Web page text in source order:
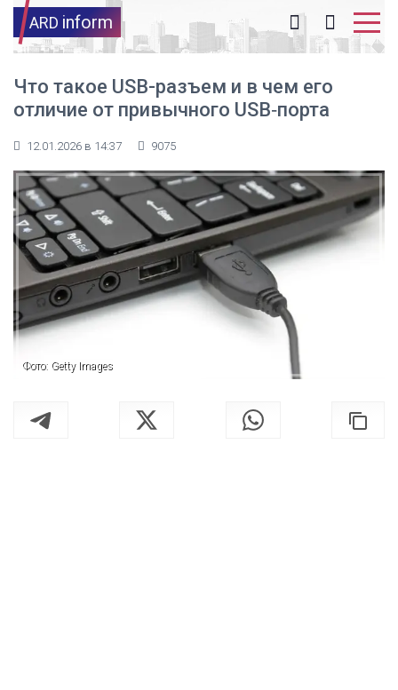
ARD inform
Что такое USB-разъем и в чем его
отличие от привычного USB‑порта
12.01.2026 в 14:37 9075
Фото: Getty Images